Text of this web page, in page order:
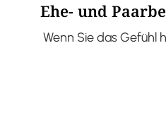
Ehe- und
Wenn Sie das Gefühl